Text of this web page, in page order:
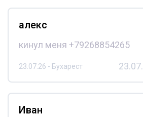
алекс
кинул меня +79268854265
23.07.26 - Бухарест
Иван